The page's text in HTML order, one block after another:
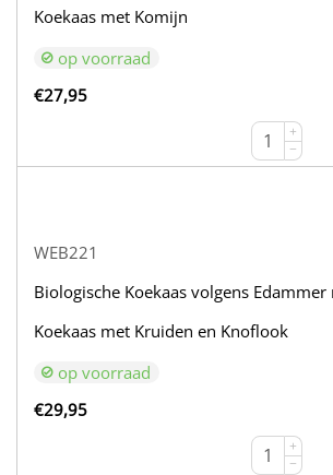
Koekaas met Komijn
op voorraad
€27,95
+
−
WEB221
Biologische Koekaas volgens
Koekaas met Kruiden en Knoflook
op voorraad
€29,95
+
−